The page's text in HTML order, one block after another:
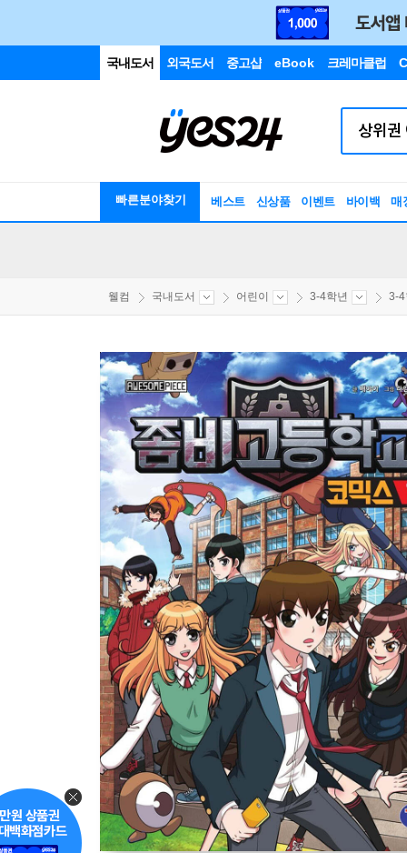
국내도서 외국도서 중고샵 eBook 크레마클럽
빠른분야찾기 베스트 신상품 이벤트 바이백 매
웰컴 국내도서 어린이 3-4학년 3-4